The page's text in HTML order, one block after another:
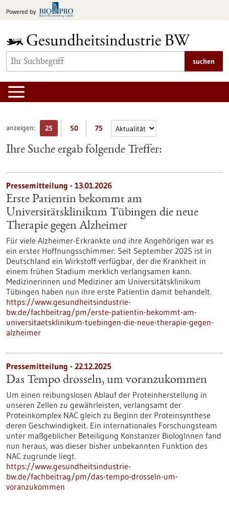
Inhalt
Powered by
suchen
anzeigen: 25 50 75
Ihre Suche ergab folgende Treffer:
Pressemitteilung - 13.01.2026
Erste Patientin bekommt am
Universitätsklinikum Tübingen die neue
Therapie gegen Alzheimer
Für viele Alzheimer-Erkrankte und ihre Angehörigen war es
ein erster Hoffnungsschimmer: Seit September 2025 ist in
Deutschland ein Wirkstoff verfügbar, der die Krankheit in
einem frühen Stadium merklich verlangsamen kann.
Medizinerinnen und Mediziner am Universitätsklinikum
Tübingen haben nun ihre erste Patientin damit behandelt.
https://www.gesundheitsindustrie-
bw.de/fachbeitrag/pm/erste-patientin-bekommt-am-
universitaetsklinikum-tuebingen-die-neue-therapie-gegen-
alzheimer
Pressemitteilung - 22.12.2025
Das Tempo drosseln, um voranzukommen
Um einen reibungslosen Ablauf der Proteinherstellung in
unseren Zellen zu gewährleisten, verlangsamt der
Proteinkomplex NAC gleich zu Beginn der Proteinsynthese
deren Geschwindigkeit. Ein internationales Forschungsteam
unter maßgeblicher Beteiligung Konstanzer BiologInnen fand
nun heraus, was dieser bisher unbekannten Funktion des
NAC zugrunde liegt.
https://www.gesundheitsindustrie-
bw.de/fachbeitrag/pm/das-tempo-drosseln-um-
voranzukommen